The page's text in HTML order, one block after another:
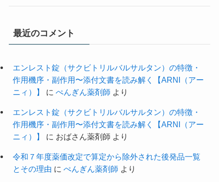
最近のコメント
エンレスト錠（サクビトリルバルサルタン）の特徴・
作用機序・副作用〜添付文書を読み解く【ARNI（アー
ニィ）】
に ぺんぎん薬剤師 より
エンレスト錠（サクビトリルバルサルタン）の特徴・
作用機序・副作用〜添付文書を読み解く【ARNI（アー
ニィ）】
に おばさん薬剤師 より
令和７年度薬価改定で算定から除外された後発品一覧
とその理由 に ぺんぎん薬剤師 より